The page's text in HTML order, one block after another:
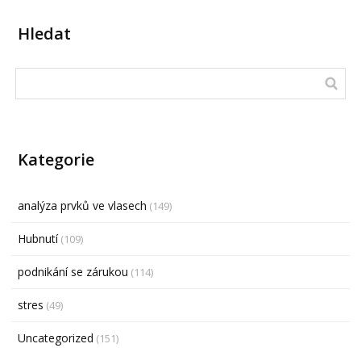
Hledat
Kategorie
analýza prvků ve vlasech (149)
Hubnutí(109)
podnikání se zárukou (114)
stres (49)
Uncategorized (151)